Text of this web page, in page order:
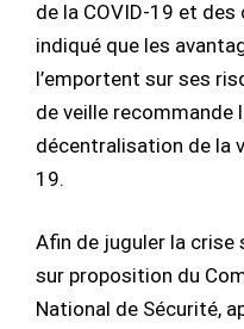
de la COVID-19 et des
indiqué que les
l’emportent sur ses
de veille recommande
décentralisation de la
19.
Afin de juguler la crise
sur proposition du
National de Sécurité,